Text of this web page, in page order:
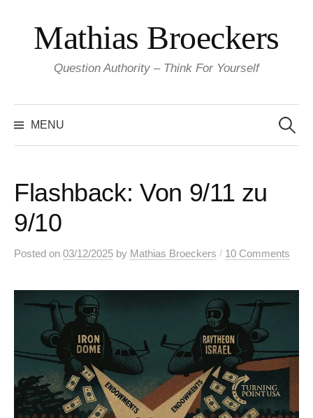
content
Mathias Broeckers
Question Authority – Think For Yourself
MENU
for:
Flashback: Von 9/11 zu
9/10
Posted on 03/12/2025 by Mathias Broeckers / 10 Comments